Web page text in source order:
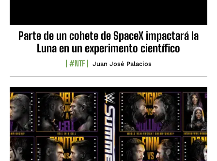
Parte de un cohete de SpaceX impactará la
Luna en un experimento científico
#NTF Juan José Palacios